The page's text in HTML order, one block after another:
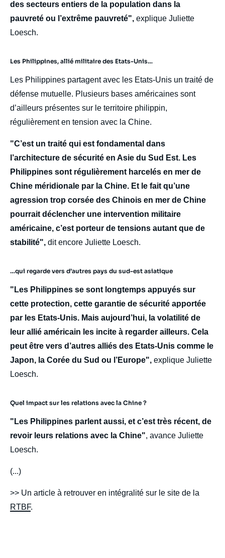
des secteurs entiers de la population dans la
pauvreté ou l’extrême pauvreté", explique Juliette
Loesch.
Les Philippines, allié militaire des Etats-Unis…
Les Philippines partagent avec les Etats-Unis un traité de
défense mutuelle. Plusieurs bases américaines sont
d’ailleurs présentes sur le territoire philippin,
régulièrement en tension avec la Chine.
"C’est un traité qui est fondamental dans
l’architecture de sécurité en Asie du Sud Est. Les
Philippines sont régulièrement harcelés en mer de
Chine méridionale par la Chine. Et le fait qu’une
agression trop corsée des Chinois en mer de Chine
pourrait déclencher une intervention militaire
américaine, c’est porteur de tensions autant que de
stabilité", dit encore Juliette Loesch.
…qui regarde vers d’autres pays du sud-est asiatique
"Les Philippines se sont longtemps appuyés sur
cette protection, cette garantie de sécurité apportée
par les Etats-Unis. Mais aujourd’hui, la volatilité de
leur allié américain les incite à regarder ailleurs. Cela
peut être vers d’autres alliés des Etats-Unis comme le
Japon, la Corée du Sud ou l’Europe", explique Juliette
Loesch.
Quel impact sur les relations avec la Chine ?
"Les Philippines parlent aussi, et c’est très récent, de
revoir leurs relations avec la Chine", avance Juliette
Loesch.
(...)
>> Un article à retrouver en intégralité sur le site de la
RTBF.